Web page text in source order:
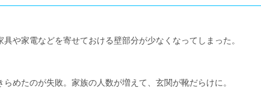
具や家電などを寄せておける壁部分が少なくなってしまった。
らめたのが失敗。家族の人数が増えて、玄関が靴だらけに。